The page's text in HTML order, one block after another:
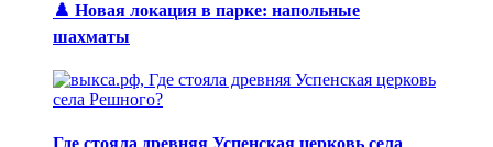
♟️ Новая локация в парке: напольные
шахматы
Где стояла древняя Успенская церковь села